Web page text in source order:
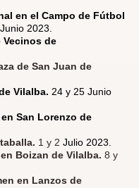
en el Campo de Fútbol
2023.
Vecinos de
de San Juan de
Vilalba. 24 y 25 Junio
San Lorenzo de
1 y 2 Julio 2023.
Boizan de Vilalba. 8 y
en Lanzos de